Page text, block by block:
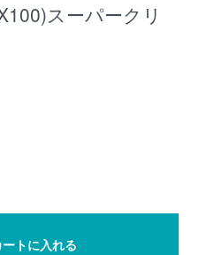
スーパークリ
ートに入れる